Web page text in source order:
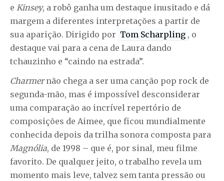
e Kinsey, a robô ganha um destaque inusitado e dá
margem a diferentes interpretações a partir de
sua aparição. Dirigido por Tom Scharpling , o
destaque vai para a cena de Laura dando
tchauzinho e “caindo na estrada”.
Charmernão chega a ser uma canção pop rock de
segunda-mão, mas é impossível desconsiderar
uma comparação ao incrível repertório de
composições de Aimee, que ficou mundialmente
conhecida depois da trilha sonora composta para
Magnólia, de 1998 – que é, por sinal, meu filme
favorito. De qualquer jeito, o trabalho revela um
momento mais leve, talvez sem tanta pressão ou